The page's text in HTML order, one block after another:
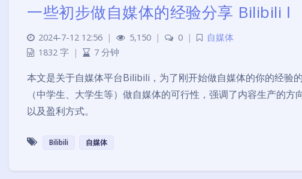
一些初步做自媒体的经验分享 Bilibili Ⅰ
2024-7-12 12:56 | 5,150 | 0 |
自媒体
1832 字 | 7 分钟
本文是关于自媒体平台Bilibili，为了刚开始做自媒体的你的经验
（中学生、大学生等）做自媒体的可行性，强调了内容生产的
以及盈利方式。
Bilibili 自媒体